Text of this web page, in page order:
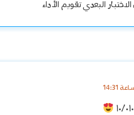
البعدي تقويم الأداء